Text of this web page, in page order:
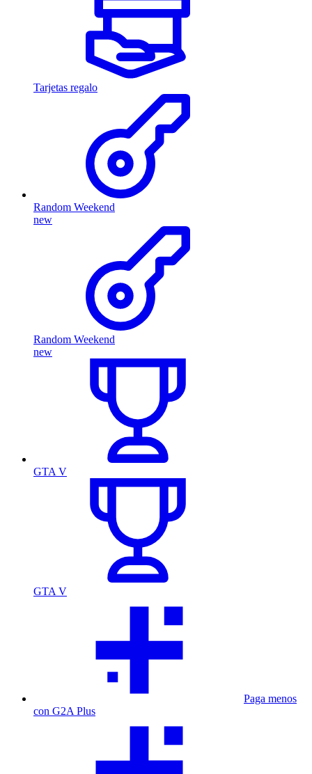
Tarjetas regalo
Random Weekend
new
Random Weekend
new
GTA V
GTA V
Paga menos
con G2A Plus